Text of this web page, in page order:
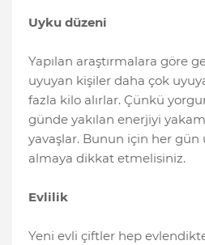
Uyku düzeni
Yapılan araştırmalara göre
uyuyan kişiler daha çok
fazla kilo alırlar. Çünkü
günde yakılan enerjiyi
yavaşlar. Bunun için her
almaya dikkat etmelisiniz.
Evlilik
Yeni evli çiftler hep